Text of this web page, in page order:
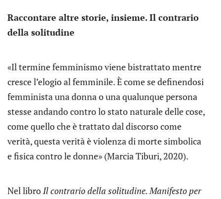
Raccontare altre storie, insieme. Il contrario
della solitudine
«Il termine femminismo viene bistrattato mentre
cresce l’elogio al femminile. È come se definendosi
femminista una donna o una qualunque persona
stesse andando contro lo stato naturale delle cose,
come quello che è trattato dal discorso come
verità, questa verità è violenza di morte simbolica
e fisica contro le donne» (Marcia Tiburi, 2020).
Nel libroIl contrario della solitudine. Manifesto per